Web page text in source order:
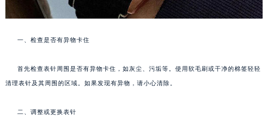
一、检查是否有异物卡住
首先检查表针周围是否有异物卡住，如灰尘、污垢等。使用软毛刷或干净的棉签轻轻
清理表针及其周围的区域。如果发现有异物，请小心清除。
二、调整或更换表针